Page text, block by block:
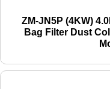
ZM-JN5P (4KW)
Bag Filter Dust